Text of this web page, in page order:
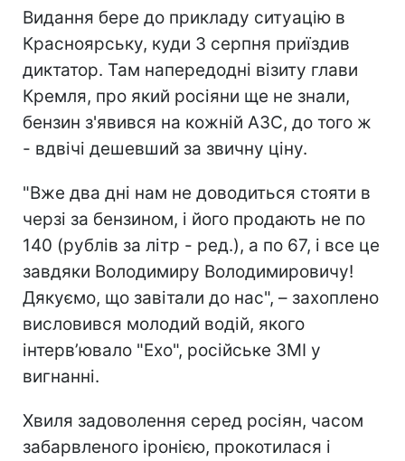
Видання бере до прикладу ситуацію в
Красноярську, куди 3 серпня приїздив
диктатор. Там напередодні візиту глави
Кремля, про який росіяни ще не знали,
бензин з'явився на кожній АЗС, до того ж
- вдвічі дешевший за звичну ціну.
"Вже два дні нам не доводиться стояти в
черзі за бензином, і його продають не по
140 (рублів за літр - ред.), а по 67, і все це
завдяки Володимиру Володимировичу!
Дякуємо, що завітали до нас", – захоплено
висловився молодий водій, якого
інтерв’ювало "Ехо", російське ЗМІ у
вигнанні.
Хвиля задоволення серед росіян, часом
забарвленого іронією, прокотилася і